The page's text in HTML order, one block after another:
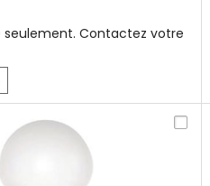
seulement. Contactez votre